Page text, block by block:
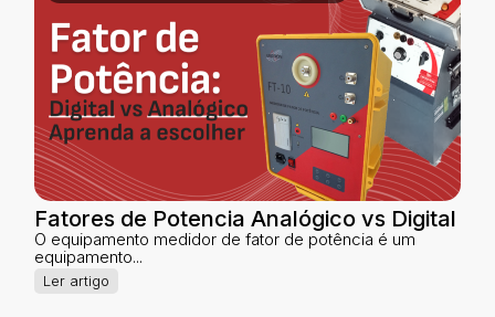
Fatores de Potencia Analógico vs Digital
O equipamento medidor de fator de potência é um
equipamento...
Ler artigo